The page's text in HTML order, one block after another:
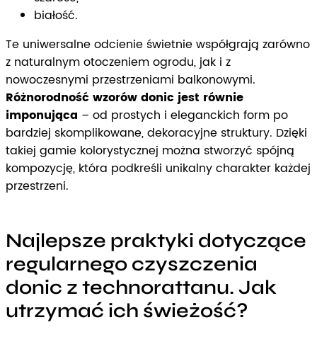
białość.
Te uniwersalne odcienie świetnie współgrają zarówno
z naturalnym otoczeniem ogrodu, jak i z
nowoczesnymi przestrzeniami balkonowymi.
Różnorodność wzorów donic jest równie
imponująca – od prostych i eleganckich form po
bardziej skomplikowane, dekoracyjne struktury. Dzięki
takiej gamie kolorystycznej można stworzyć spójną
kompozycję, która podkreśli unikalny charakter każdej
przestrzeni.
Najlepsze praktyki dotyczące
regularnego czyszczenia
donic z technorattanu. Jak
utrzymać ich świeżość?